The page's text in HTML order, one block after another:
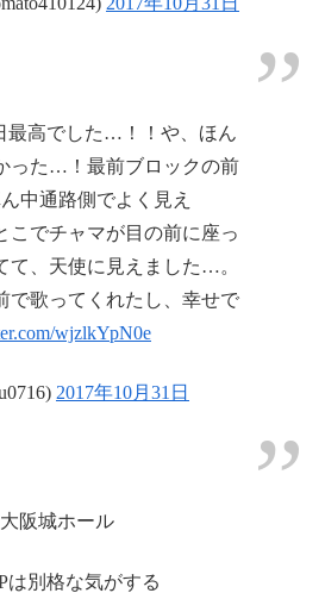
最高でした…！！や、ほん
った…！最前ブロックの前
中通路側でよく見え
でチャマが目の前に座っ
て、天使に見えました…。
で歌ってくれたし、幸せで
wjzlkYpN0e
2017年10月31日
阪城ホール
は別格な気がする